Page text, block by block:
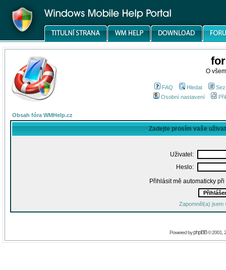
O
FAQ Hledat
Osobní nastavení
Obsah fóra WMHelp.cz
Zadejte prosím vaše
Uživatel:
Heslo:
Přihlásit mě automaticky
Zapomněl(a) jsem
Powered byphpBB© 2001,